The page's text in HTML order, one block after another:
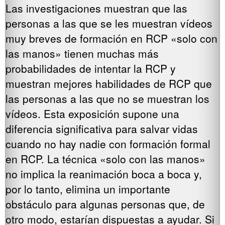
Las investigaciones muestran que las
personas a las que se les muestran vídeos
muy breves de formación en RCP «solo con
las manos» tienen muchas más
probabilidades de intentar la RCP y
muestran mejores habilidades de RCP que
las personas a las que no se muestran los
vídeos. Esta exposición supone una
diferencia significativa para salvar vidas
cuando no hay nadie con formación formal
en RCP. La técnica «solo con las manos»
no implica la reanimación boca a boca y,
por lo tanto, elimina un importante
obstáculo para algunas personas que, de
otro modo, estarían dispuestas a ayudar. Si